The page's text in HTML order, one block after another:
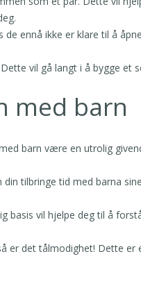
ennå ikke er klare til å
vil gå langt i å bygge et
med barn
barn være en utrolig
tilbringe tid med barna
basis vil hjelpe deg til å
er det tålmodighet! Dette er